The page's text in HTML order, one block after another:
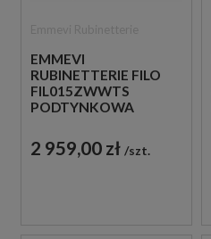
EMMEVI
RUBINETTERIE FILO
FIL015ZWWTS
PODTYNKOWA
2 959,00 zł szt.